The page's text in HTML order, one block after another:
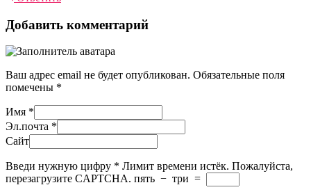
Добавить комментарий
Ваш адрес email не будет опубликован. Обязательные поля
помечены *
Имя *
Эл.почта *
Сайт
Введи нужную цифру * Лимит времени истёк. Пожалуйста,
перезагрузите CAPTCHA. пять − три =